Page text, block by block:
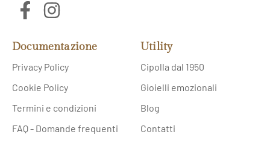
Documentazione
Privacy Policy
Cookie Policy
Termini e condizioni
FAQ - Domande frequenti
Utility
Cipolla dal 1950
Gioielli emozionali
Blog
Contatti